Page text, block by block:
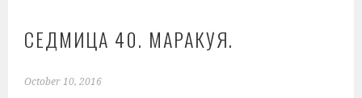
СЕДМИЦА 40. МАРАКУЯ.
October 10, 2016